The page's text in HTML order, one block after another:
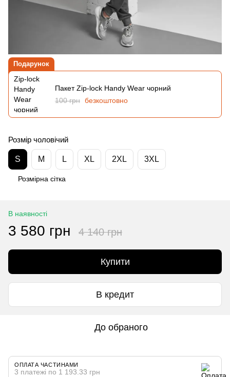
Подарунок
Пакет Zip-lock Handy Wear чорний
100 грн безкоштовно
Розмір чоловічий
S M L XL 2XL 3XL
Розмірна сітка
В наявності
3 580 грн 4 140 грн
Купити
В кредит
До обраного
ОПЛАТА ЧАСТИНАМИ
3 платежі по 1 193.33 грн